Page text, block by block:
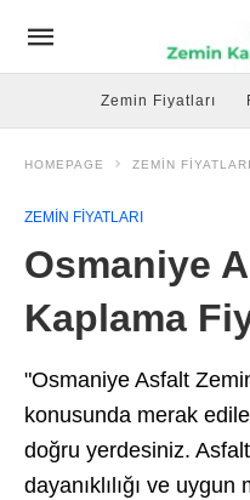
Zemin Fiyatları
HOMEPAGE ZEMIN FIYATLARI
ZEMIN FIYATLARI
Osmaniye
Kaplama
"Osmaniye Asfalt
konusunda merak
doğru yerdesiniz.
dayanıklılığı ve